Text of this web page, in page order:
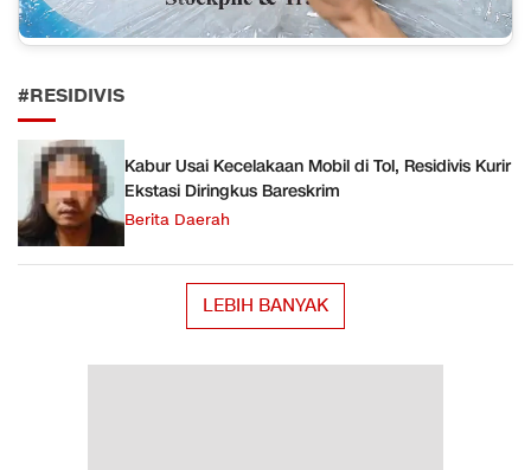
#RESIDIVIS
Kabur Usai Kecelakaan Mobil di Tol, Residivis Kurir
Ekstasi Diringkus Bareskrim
Berita Daerah
LEBIH BANYAK